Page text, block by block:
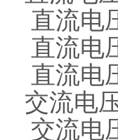
直流电
直流电
直流电
交流电
交流电